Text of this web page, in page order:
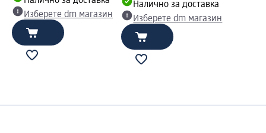
Изберете dm магазин
Налично за доставка
Изберете dm магазин